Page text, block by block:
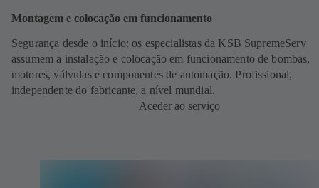
Montagem e colocação em funcionamento
Segurança desde o início: os especialistas da KSB SupremeServ
assumem a instalação e colocação em funcionamento de bombas,
motores, válvulas e componentes de automação. Profissional,
independente do fabricante, a nível mundial.
Aceder ao serviço